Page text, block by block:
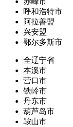
呼和浩特市
阿拉善盟
兴安盟
鄂尔多斯市
全辽宁省
本溪市
营口市
铁岭市
丹东市
葫芦岛市
鞍山市